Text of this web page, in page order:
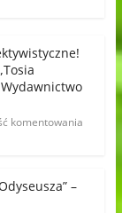
komentowania
–